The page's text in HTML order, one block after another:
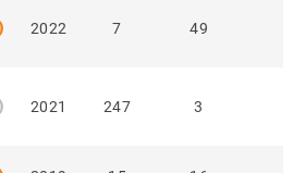
2022 7 49
2021 247 3